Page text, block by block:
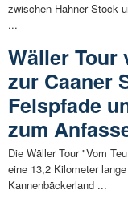
zwischen Hahner Stock
...
Wäller Tour
zur Caaner
Felspfade
zum
Die Wäller Tour "Vom
eine 13,2 Kilometer
Kannenbäckerland ...